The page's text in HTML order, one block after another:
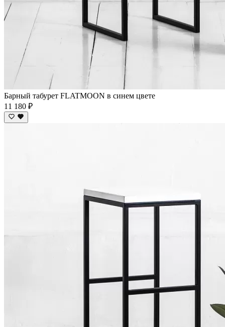
Барный табурет FLATMOON в синем цвете
11 180 ₽